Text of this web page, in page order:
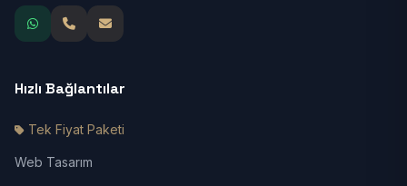
Hızlı Bağlantılar
Tek Fiyat Paketi
Web Tasarım